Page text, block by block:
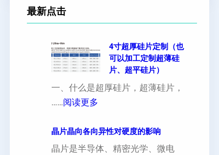
最新点击
4寸超厚硅片定制（也
可以加工定制超薄硅
片、超平硅片）
一、什么是超厚硅片，超薄硅片，
……阅读更多
寸
超
晶片晶向各向异性对硬度的影响
晶片是半导体、精密光学、微电